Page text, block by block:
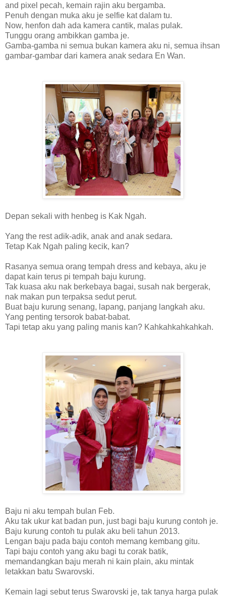
and pixel pecah, kemain rajin aku bergamba.
Penuh dengan muka aku je selfie kat dalam tu.
Now, henfon dah ada kamera cantik, malas pulak.
Tunggu orang ambikkan gamba je.
Gamba-gamba ni semua bukan kamera aku ni, semua ihsan
gambar-gambar dari kamera anak sedara En Wan.
Depan sekali with henbeg is Kak Ngah.
Yang the rest adik-adik, anak and anak sedara.
Tetap Kak Ngah paling kecik, kan?
Rasanya semua orang tempah dress and kebaya, aku je
dapat kain terus pi tempah baju kurung.
Tak kuasa aku nak berkebaya bagai, susah nak bergerak,
nak makan pun terpaksa sedut perut.
Buat baju kurung senang, lapang, panjang langkah aku.
Yang penting tersorok babat-babat.
Tapi tetap aku yang paling manis kan? Kahkahkahkahkah.
Baju ni aku tempah bulan Feb.
Aku tak ukur kat badan pun, just bagi baju kurung contoh je.
Baju kurung contoh tu pulak aku beli tahun 2013.
Lengan baju pada baju contoh memang kembang gitu.
Tapi baju contoh yang aku bagi tu corak batik,
memandangkan baju merah ni kain plain, aku mintak
letakkan batu Swarovski.
Kemain lagi sebut terus Swarovski je, tak tanya harga pulak